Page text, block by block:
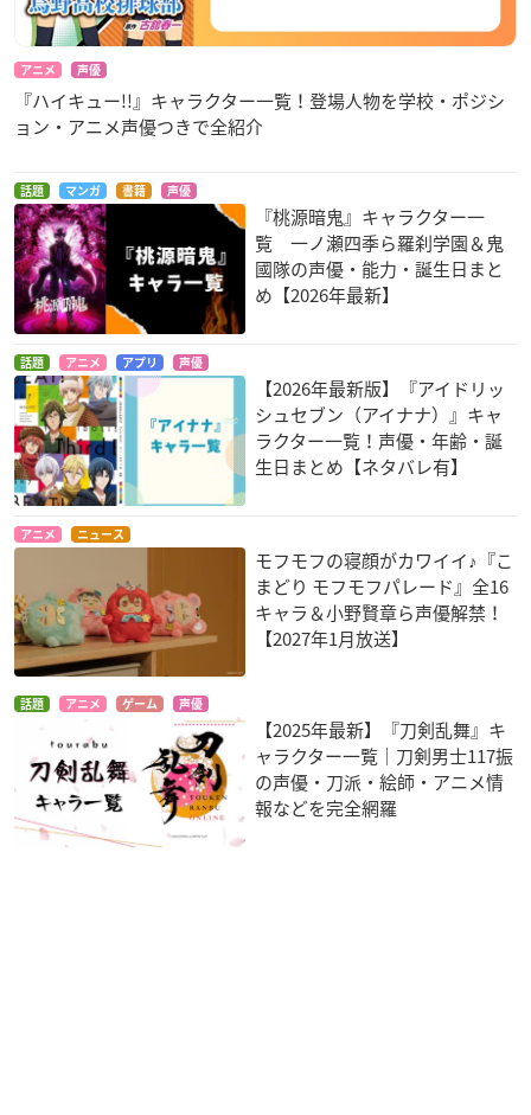
アニメ 声優
『ハイキュー!!』キャラクター一覧！登場人物を学校・ポジシ
ョン・アニメ声優つきで全紹介
話題 マンガ 書籍 声優
『桃源暗鬼』キャラクター一
覧 一ノ瀬四季ら羅刹学園＆鬼
國隊の声優・能力・誕生日まと
め【2026年最新】
話題 アニメ アプリ 声優
【2026年最新版】『アイドリッ
シュセブン（アイナナ）』キャ
ラクター一覧！声優・年齢・誕
生日まとめ【ネタバレ有】
アニメ ニュース
モフモフの寝顔がカワイイ♪『こ
まどり モフモフパレード』全16
キャラ＆小野賢章ら声優解禁！
【2027年1月放送】
話題 アニメ ゲーム 声優
【2025年最新】『刀剣乱舞』キ
ャラクター一覧｜刀剣男士117振
の声優・刀派・絵師・アニメ情
報などを完全網羅